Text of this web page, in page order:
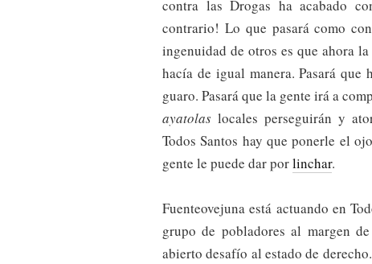
contra las Drogas ha acabado
contrario! Lo que pasará como
ingenuidad de otros es que ahora
hacía de igual manera. Pasará
guaro. Pasará que la gente irá a
ayatolas locales perseguirán y
Todos Santos hay que ponerle el
gente le puede dar porlinchar.
Fuenteovejuna está actuando en
grupo de pobladores al margen
abierto desafío al estado de